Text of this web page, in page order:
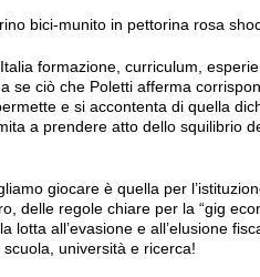
bici-munito in pettorina rosa
formazione, curriculum,
se ciò che Poletti afferma
e si accontenta di quella
a prendere atto dello squilibrio
giocare è quella per
delle regole chiare per la “gig
lotta all’evasione e all’elusione
università e ricerca!